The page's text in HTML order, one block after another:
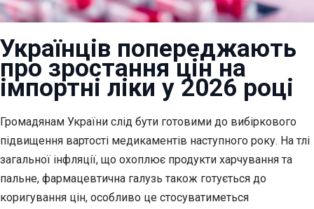
Українців попереджають
про зростання цін на
імпортні ліки у 2026 році
Громадянам України слід бути готовими до вибіркового
підвищення вартості медикаментів наступного року. На тлі
загальної інфляції, що охоплює продукти харчування та
пальне, фармацевтична галузь також готується до
коригування цін, особливо це стосуватиметься